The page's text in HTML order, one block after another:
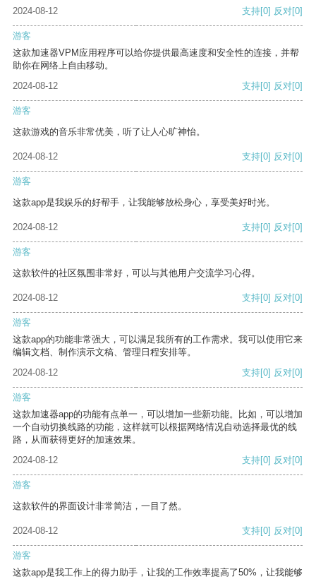
2024-08-12 支持[0] 反对[0]
游客
这款加速器VPM应用程序可以给你提供最高速度和安全性的连接，并帮
助你在网络上自由移动。
2024-08-12
支持[0] 反对[0]
游客
这款游戏的音乐非常优美，听了让人心旷神怡。
2024-08-12 支持[0] 反对[0]
游客
这款app是我娱乐的好帮手，让我能够放松身心，享受美好时光。
2024-08-12 支持[0] 反对[0]
游客
这款软件的社区氛围非常好，可以与其他用户交流学习心得。
2024-08-12 支持[0] 反对[0]
游客
这款app的功能非常强大，可以满足我所有的工作需求。我可以使用它来
编辑文档、制作演示文稿、管理日程安排等。
2024-08-12
支持[0] 反对[0]
游客
这款加速器app的功能有点单一，可以增加一些新功能。比如，可以增加
一个自动切换线路的功能，这样就可以根据网络情况自动选择最优的线
路，从而获得更好的加速效果。
2024-08-12
支持[0] 反对[0]
游客
这款软件的界面设计非常简洁，一目了然。
2024-08-12 支持[0] 反对[0]
游客
这款app是我工作上的得力助手，让我的工作效率提高了50%，让我能够